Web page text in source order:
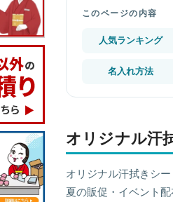
このページの内容
人気ランキング
名入れ方法
オリジナル汗
オリジナル汗拭きシ
夏の販促・イベント